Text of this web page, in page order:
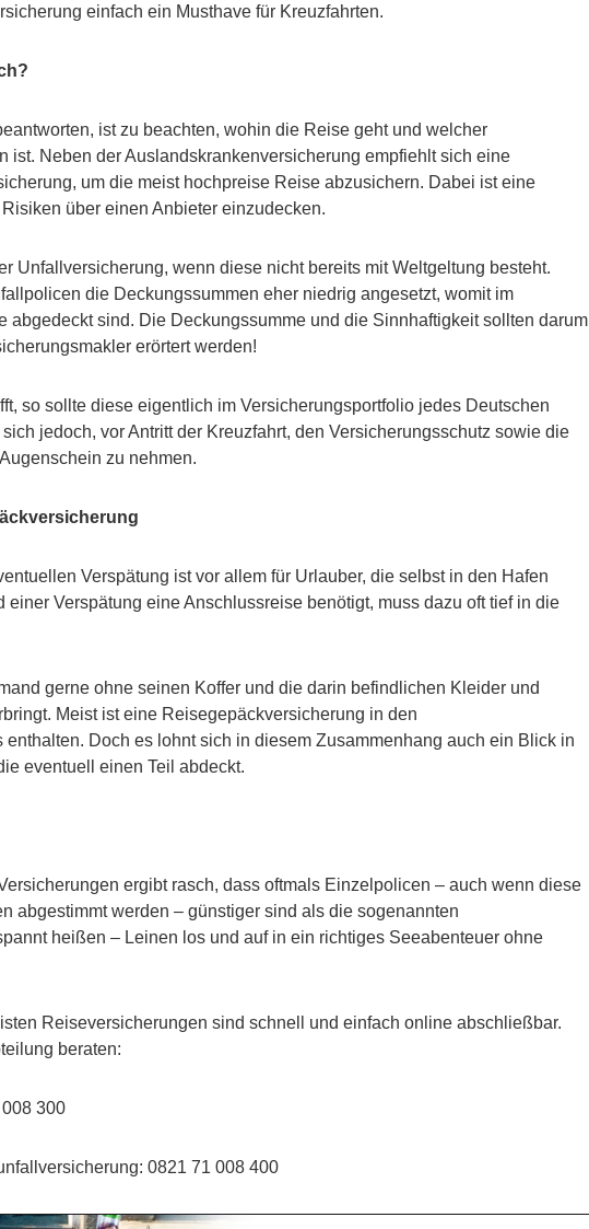
einfach ein Musthave für Kreuzfahrten.
ist zu beachten, wohin die Reise geht und welcher
ist. Neben der Auslandskrankenversicherung empfiehlt sich eine
um die meist hochpreise Reise abzusichern. Dabei ist eine
über einen Anbieter einzudecken.
Unfallversicherung, wenn diese nicht bereits mit Weltgeltung besteht.
die Deckungssummen eher niedrig angesetzt, womit im
abgedeckt sind. Die Deckungssumme und die Sinnhaftigkeit sollten darum
erörtert werden!
so sollte diese eigentlich im Versicherungsportfolio jedes Deutschen
jedoch, vor Antritt der Kreuzfahrt, den Versicherungsschutz sowie die
zu nehmen.
Verspätung ist vor allem für Urlauber, die selbst in den Hafen
Verspätung eine Anschlussreise benötigt, muss dazu oft tief in die
gerne ohne seinen Koffer und die darin befindlichen Kleider und
Meist ist eine Reisegepäckversicherung in den
Doch es lohnt sich in diesem Zusammenhang auch ein Blick in
eventuell einen Teil abdeckt.
ergibt rasch, dass oftmals Einzelpolicen – auch wenn diese
abgestimmt werden – günstiger sind als die sogenannten
heißen – Leinen los und auf in ein richtiges Seeabenteuer ohne
Reiseversicherungen sind schnell und einfach online abschließbar.
beraten:
300
0821 71 008 400